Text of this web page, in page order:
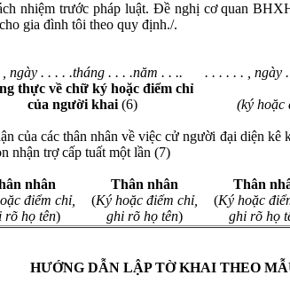
nhiệm trước pháp luật. Đề nghị cơ quan
gia đình tôi theo quy định./.
ngày . . . . .tháng . . . .năm . . ..
thực về chữ ký hoặc điểm chỉ
của người khai (6)
. . . . . . , ngày
(ký hoặc
của các thân nhân về việc cử người đại diện kê
nhận trợ cấp tuất một lần (7)
nhân
điểm chỉ,
rõ họ tên)
Thân nhân
(Ký hoặc điểm chỉ,
ghi rõ họ tên)
Thân
(Ký hoặc
ghi rõ họ
HƯỚNG DẪN LẬP TỜ KHAI THEO
*
ô dấu(*) là bắt buộc !